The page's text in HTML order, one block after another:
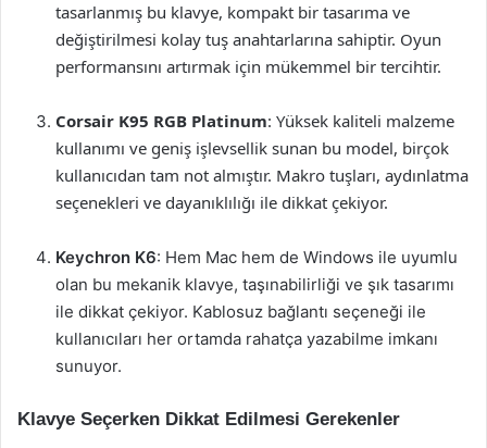
tasarlanmış bu klavye, kompakt bir tasarıma ve
değiştirilmesi kolay tuş anahtarlarına sahiptir. Oyun
performansını artırmak için mükemmel bir tercihtir.
Corsair K95 RGB Platinum: Yüksek kaliteli malzeme
kullanımı ve geniş işlevsellik sunan bu model, birçok
kullanıcıdan tam not almıştır. Makro tuşları, aydınlatma
seçenekleri ve dayanıklılığı ile dikkat çekiyor.
Keychron K6: Hem Mac hem de Windows ile uyumlu
olan bu mekanik klavye, taşınabilirliği ve şık tasarımı
ile dikkat çekiyor. Kablosuz bağlantı seçeneği ile
kullanıcıları her ortamda rahatça yazabilme imkanı
sunuyor.
Klavye Seçerken Dikkat Edilmesi Gerekenler